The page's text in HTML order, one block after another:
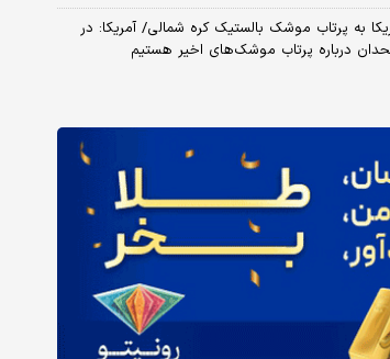
به پرتاب موشک بالستیک کره شمالی/ آمریکا: در
درباره پرتاب موشک‌های اخیر هستیم